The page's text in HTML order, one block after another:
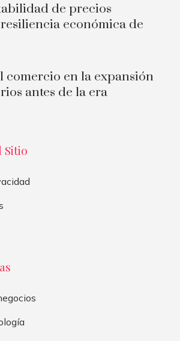
de precios
económica de
comercio en la expansión
antes de la era
Sitio